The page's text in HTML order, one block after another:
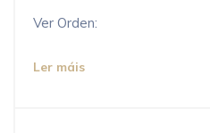
Ver Orden:
Ler máis